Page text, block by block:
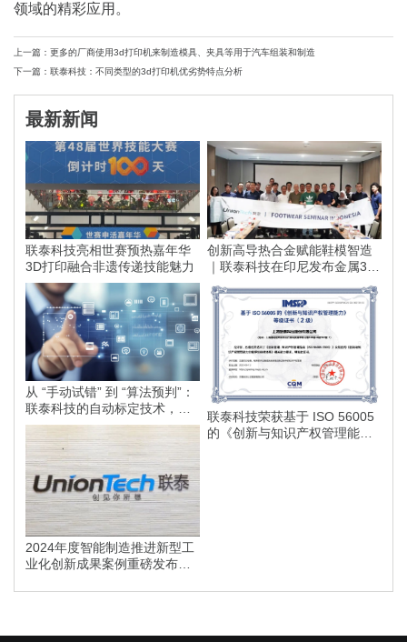
领域的精彩应用。
上一篇：更多的厂商使用3d打印机来制造模具、夹具等用于汽车组装和制造
下一篇：联泰科技：不同类型的3d打印机优劣势特点分析
最新新闻
联泰科技亮相世赛预热嘉年华
3D打印融合非遗传递技能魅力
创新高导热合金赋能鞋模智造
｜联泰科技在印尼发布金属3D
打印落地方案
从 “手动试错” 到 “算法预判”：
联泰科技的自动标定技术，如
何为智能制造划定更高的行业
标准？
联泰科技荣获基于 ISO 56005
的《创新与知识产权管理能
2024年度智能制造推进新型工
业化创新成果案例重磅发布，